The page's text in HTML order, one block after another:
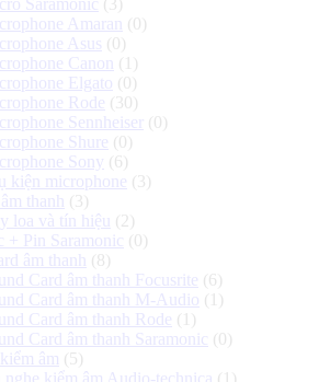
Amaran
(0)
Asus (0)
Canon
(1)
Elgato (0)
Rode (30)
Sennheiser
(0)
Shure (0)
Sony (6)
kiện microphone (3)
thanh
(3)
loa và tín hiệu
(2)
+ Pin Saramonic (0)
âm thanh
(8)
Card âm thanh Focusrite (6)
Card âm thanh M-Audio (1)
Card âm thanh Rode (1)
Card âm thanh Saramonic (0)
âm (5)
nghe kiểm âm Audio-technica (1)